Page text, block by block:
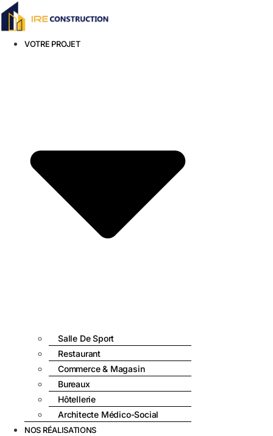
Aller
VOTRE PROJET
Salle De Sport
Restaurant
Commerce & Magasin
Bureaux
Hôtellerie
Architecte Médico-Social
NOS RÉALISATIONS